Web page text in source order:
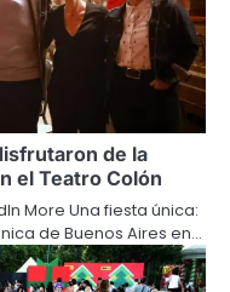
de la
el Teatro Colón
More Una fiesta única:
de Buenos Aires en…